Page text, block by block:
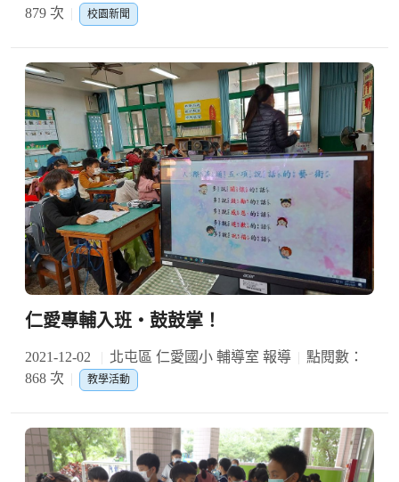
879 次
校園新聞
仁愛專輔入班‧鼓鼓掌！
2021-12-02 北屯區 仁愛國小 輔導室 報導
點閱數：
868 次
教學活動